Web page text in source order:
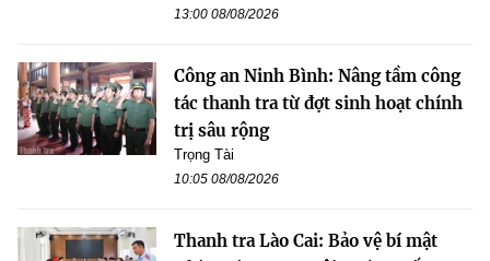
13:00 08/08/2026
Công an Ninh Bình: Nâng tầm công
tác thanh tra từ đợt sinh hoạt chính
trị sâu rộng
Trọng Tài
10:05 08/08/2026
Thanh tra Lào Cai: Bảo vệ bí mật